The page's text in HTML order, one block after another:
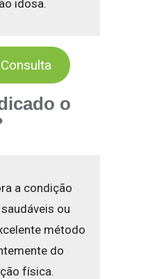
idosa.
o
a condição
ou
método
do
física.